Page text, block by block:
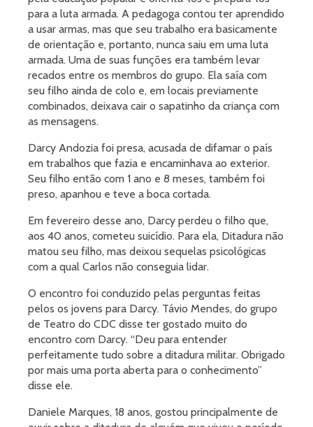
para a luta armada. A pedagoga contou ter aprendido
a usar armas, mas que seu trabalho era basicamente
de orientação e, portanto, nunca saiu em uma luta
armada. Uma de suas funções era também levar
recados entre os membros do grupo. Ela saía com
seu filho ainda de colo e, em locais previamente
combinados, deixava cair o sapatinho da criança com
as mensagens.
Darcy Andozia foi presa, acusada de difamar o país
em trabalhos que fazia e encaminhava ao exterior.
Seu filho então com 1 ano e 8 meses, também foi
preso, apanhou e teve a boca cortada.
Em fevereiro desse ano, Darcy perdeu o filho que,
aos 40 anos, cometeu suicídio. Para ela, Ditadura não
matou seu filho, mas deixou sequelas psicológicas
com a qual Carlos não conseguia lidar.
O encontro foi conduzido pelas perguntas feitas
pelos os jovens para Darcy. Távio Mendes, do grupo
de Teatro do CDC disse ter gostado muito do
encontro com Darcy. “Deu para entender
perfeitamente tudo sobre a ditadura militar. Obrigado
por mais uma porta aberta para o conhecimento”
disse ele.
Daniele Marques, 18 anos, gostou principalmente de